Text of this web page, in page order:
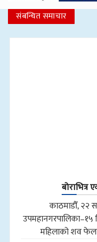
संबन्धित समाचार
काठमाडौँ, २२
उपमहानगरपालिका–१५
महिलाको शव